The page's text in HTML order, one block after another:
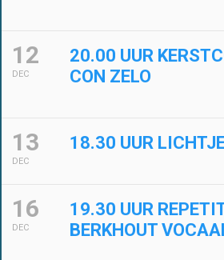
12
DEC
20.00 UUR
CON ZELO
13
DEC
18.30 UUR
16
DEC
19.30 UUR
BERKHOUT